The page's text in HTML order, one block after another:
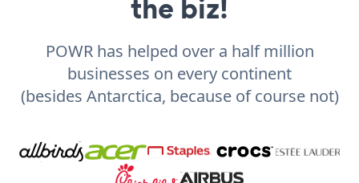
the biz!
POWR has helped over a half million
businesses on every continent
(besides Antarctica, because of course not)